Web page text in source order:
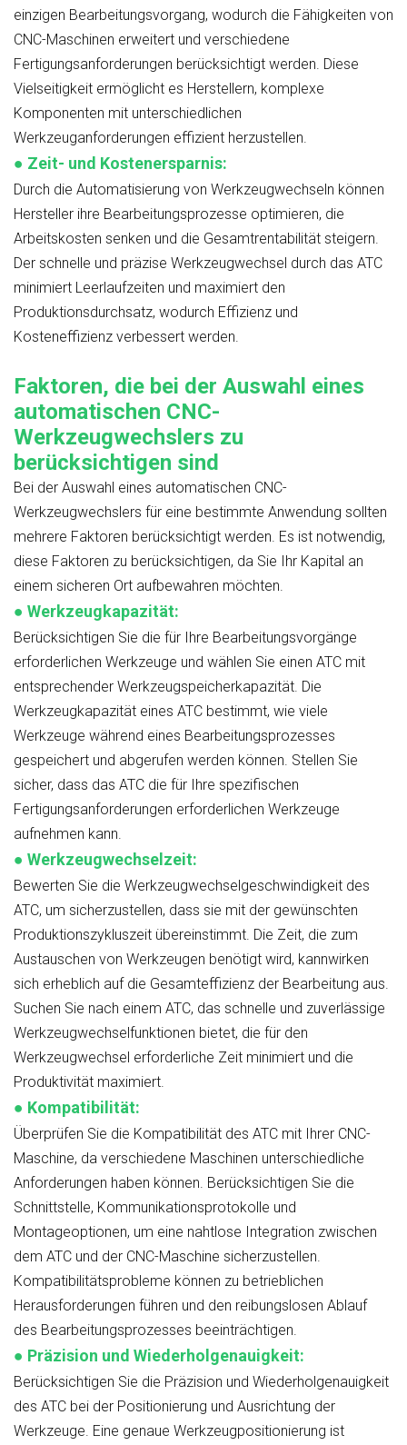
einzigen Bearbeitungsvorgang, wodurch die Fähigkeiten von
CNC-Maschinen erweitert und verschiedene
Fertigungsanforderungen berücksichtigt werden. Diese
Vielseitigkeit ermöglicht es Herstellern, komplexe
Komponenten mit unterschiedlichen
Werkzeuganforderungen effizient herzustellen.
● Zeit- und Kostenersparnis:
Durch die Automatisierung von Werkzeugwechseln können
Hersteller ihre Bearbeitungsprozesse optimieren, die
Arbeitskosten senken und die Gesamtrentabilität steigern.
Der schnelle und präzise Werkzeugwechsel durch das ATC
minimiert Leerlaufzeiten und maximiert den
Produktionsdurchsatz, wodurch Effizienz und
Kosteneffizienz verbessert werden.
Faktoren, die bei der Auswahl eines
automatischen CNC-
Werkzeugwechslers zu
berücksichtigen sind
Bei der Auswahl eines automatischen CNC-
Werkzeugwechslers für eine bestimmte Anwendung sollten
mehrere Faktoren berücksichtigt werden. Es ist notwendig,
diese Faktoren zu berücksichtigen, da Sie Ihr Kapital an
einem sicheren Ort aufbewahren möchten.
● Werkzeugkapazität:
Berücksichtigen Sie die für Ihre Bearbeitungsvorgänge
erforderlichen Werkzeuge und wählen Sie einen ATC mit
entsprechender Werkzeugspeicherkapazität. Die
Werkzeugkapazität eines ATC bestimmt, wie viele
Werkzeuge während eines Bearbeitungsprozesses
gespeichert und abgerufen werden können. Stellen Sie
sicher, dass das ATC die für Ihre spezifischen
Fertigungsanforderungen erforderlichen Werkzeuge
aufnehmen kann.
● Werkzeugwechselzeit:
Bewerten Sie die Werkzeugwechselgeschwindigkeit des
ATC, um sicherzustellen, dass sie mit der gewünschten
Produktionszykluszeit übereinstimmt. Die Zeit, die zum
Austauschen von Werkzeugen benötigt wird, kannwirken
sich erheblich auf die Gesamteffizienz der Bearbeitung aus.
Suchen Sie nach einem ATC, das schnelle und zuverlässige
Werkzeugwechselfunktionen bietet, die für den
Werkzeugwechsel erforderliche Zeit minimiert und die
Produktivität maximiert.
● Kompatibilität:
Überprüfen Sie die Kompatibilität des ATC mit Ihrer CNC-
Maschine, da verschiedene Maschinen unterschiedliche
Anforderungen haben können. Berücksichtigen Sie die
Schnittstelle, Kommunikationsprotokolle und
Montageoptionen, um eine nahtlose Integration zwischen
dem ATC und der CNC-Maschine sicherzustellen.
Kompatibilitätsprobleme können zu betrieblichen
Herausforderungen führen und den reibungslosen Ablauf
des Bearbeitungsprozesses beeinträchtigen.
● Präzision und Wiederholgenauigkeit:
Berücksichtigen Sie die Präzision und Wiederholgenauigkeit
des ATC bei der Positionierung und Ausrichtung der
Werkzeuge. Eine genaue Werkzeugpositionierung ist